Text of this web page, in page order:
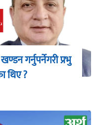
गर्नुपर्नेगरी प्रभु
थिए ?